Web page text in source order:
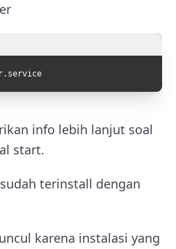
. service
info lebih lanjut soal
start.
terinstall dengan
karena instalasi yang